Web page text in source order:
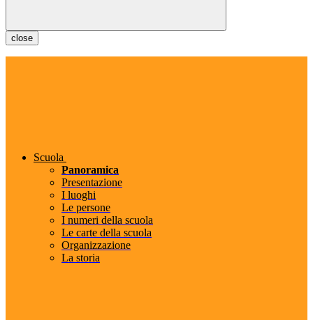
close
Scuola
Panoramica
Presentazione
I luoghi
Le persone
I numeri della scuola
Le carte della scuola
Organizzazione
La storia